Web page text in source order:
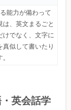
能力が備わって
、英文まるごと
けでなく、文字に
似して書いたり
英会話学